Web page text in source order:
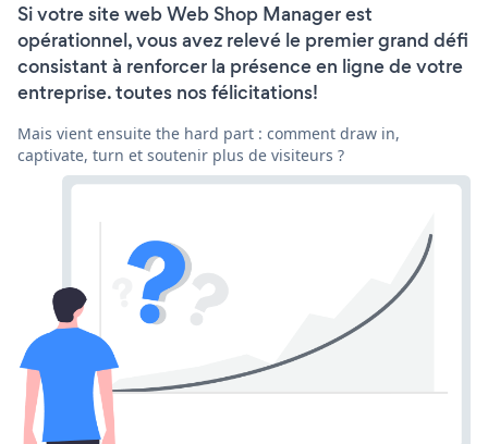
Si votre site web Web Shop Manager est
opérationnel, vous avez relevé le premier grand défi
consistant à renforcer la présence en ligne de votre
entreprise. toutes nos félicitations!
Mais vient ensuite the hard part : comment draw in,
captivate, turn et soutenir plus de visiteurs ?